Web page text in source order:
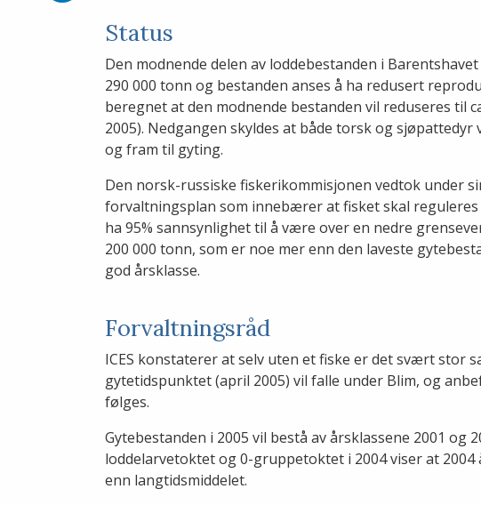
Status
Den modnende delen av loddebestanden i
290 000 tonn og bestanden anses å ha redusert
beregnet at den modnende bestanden vil reduseres til
2005). Nedgangen skyldes at både torsk og
og fram til gyting.
Den norsk-russiske fiskerikommisjonen vedtok under
forvaltningsplan som innebærer at fisket skal
ha 95% sannsynlighet til å være over en nedre
200 000 tonn, som er noe mer enn den laveste
god årsklasse.
Forvaltningsråd
ICES konstaterer at selv uten et fiske er det svært stor
gytetidspunktet (april 2005) vil falle under Blim, og
følges.
Gytebestanden i 2005 vil bestå av årsklassene 2001 og
loddelarvetoktet og 0-gruppetoktet i 2004 viser at
enn langtidsmiddelet.
LinkedIn